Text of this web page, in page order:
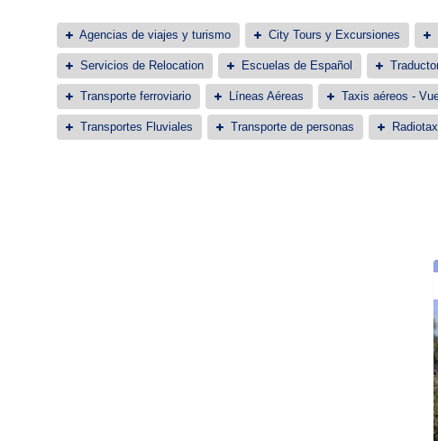
Agencias de viajes y turismo City Tours y Excursiones
Servicios de Relocation Escuelas de Español
Transporte ferroviario Líneas Aéreas Taxis aéreos -
Transportes Fluviales Transporte de personas